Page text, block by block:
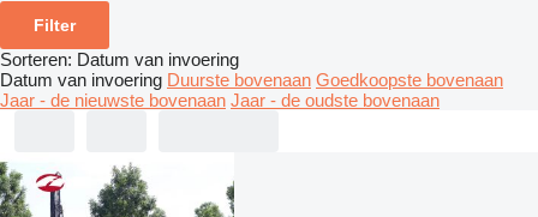
Filter
Sorteren: Datum van invoering
Datum van invoering Duurste bovenaan Goedkoopste bovenaan
Jaar - de nieuwste bovenaan Jaar - de oudste bovenaan